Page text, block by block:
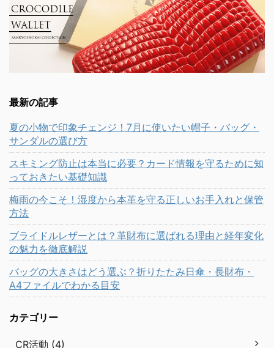
最新の記事
夏の小物で印象チェンジ！7月に使いたい帽子・バッグ・
サンダルの選び方
スキミング防止は本当に必要？カード情報を守るために知
っておきたい基礎知識
梅雨の今こそ！湿度から本革を守る正しいお手入れと保管
方法
ブライドルレザーとは？革財布に選ばれる理由と経年変化
の魅力を徹底解説
バッグの大きさはどう選ぶ？折りたたみ日傘・長財布・
A4ファイルでわかる目安
カテゴリー
CR活動 (4)